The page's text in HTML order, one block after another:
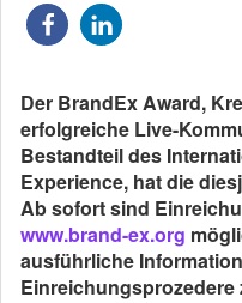
Der BrandEx Award,
erfolgreiche Live-
Bestandteil des
Experience, hat die
Ab sofort sind
www.brand-ex.org
ausführliche
Einreichungsprozedere